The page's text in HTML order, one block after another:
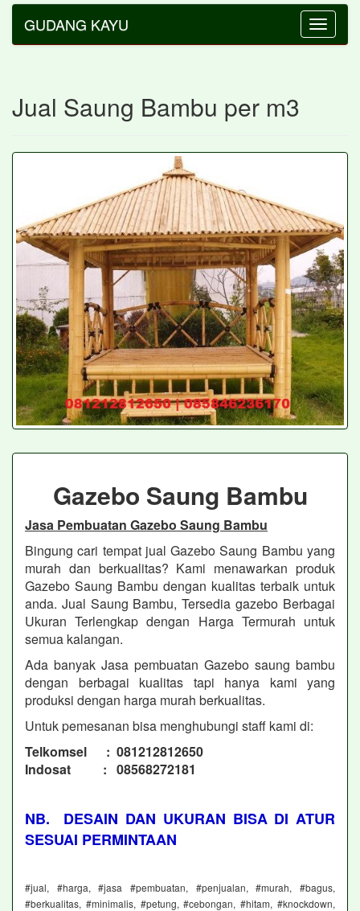
Toggle
GUDANG KAYU
Jual Saung Bambu per m3
Gazebo Saung Bambu
Jasa Pembuatan Gazebo Saung Bambu
Bingung cari tempat jual Gazebo Saung Bambu yang
murah dan berkualitas? Kami menawarkan produk
Gazebo Saung Bambu dengan kualitas terbaik untuk
anda. Jual Saung Bambu, Tersedia gazebo Berbagai
Ukuran Terlengkap dengan Harga Termurah untuk
semua kalangan.
Ada banyak Jasa pembuatan Gazebo saung bambu
dengan berbagai kualitas tapi hanya kami yang
produksi dengan harga murah berkualitas.
Untuk pemesanan bisa menghubungi staff kami di:
Telkomsel : 081212812650
Indosat : 08568272181
NB. DESAIN DAN UKURAN BISA DI ATUR
SESUAI PERMINTAAN
#jual, #harga, #jasa #pembuatan, #penjualan, #murah, #bagus,
#berkualitas, #minimalis, #petung, #cebongan, #hitam, #knockdown,